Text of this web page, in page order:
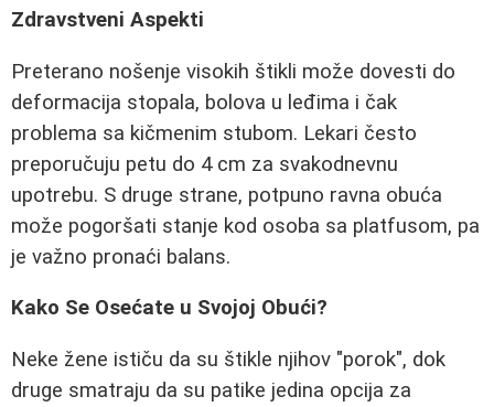
Zdravstveni Aspekti
Preterano nošenje visokih štikli može dovesti do
deformacija stopala, bolova u leđima i čak
problema sa kičmenim stubom. Lekari često
preporučuju petu do 4 cm za svakodnevnu
upotrebu. S druge strane, potpuno ravna obuća
može pogoršati stanje kod osoba sa platfusom, pa
je važno pronaći balans.
Kako Se Osećate u Svojoj Obući?
Neke žene ističu da su štikle njihov "porok", dok
druge smatraju da su patike jedina opcija za